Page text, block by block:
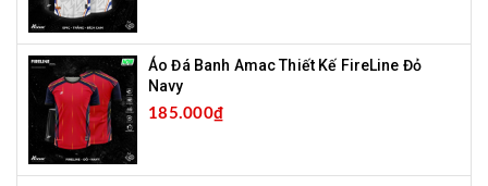
Áo Đá Banh Amac Thiết Kế FireLine Đỏ
Navy
185.000₫